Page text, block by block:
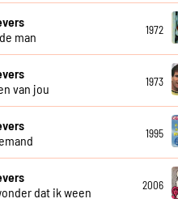
man
1972
van jou
1973
1995
dat ik ween
2006